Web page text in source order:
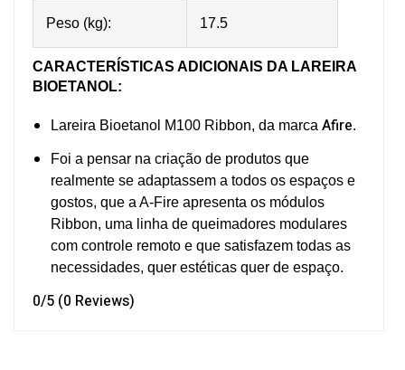
Peso (kg): 17.5
CARACTERÍSTICAS ADICIONAIS DA LAREIRA
BIOETANOL:
Lareira Bioetanol M100 Ribbon, da marca Afire.
Foi a pensar na criação de produtos que
realmente se adaptassem a todos os espaços e
gostos, que a A-Fire apresenta os módulos
Ribbon, uma linha de queimadores modulares
com controle remoto e que satisfazem todas as
necessidades, quer estéticas quer de espaço.
0/5 (0 Reviews)